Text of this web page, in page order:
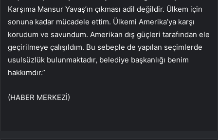
Karşıma Mansur Yavaş’ın çıkması adil değildir. Ülkem için
sonuna kadar mücadele ettim. Ülkemi Amerika’ya karşı
korudum ve savundum. Amerikan dış güçleri tarafından ele
geçirilmeye çalışıldım. Bu sebeple de yapılan seçimlerde
usulsüzlük bulunmaktadır, belediye başkanlığı benim
hakkımdır.”
(HABER MERKEZİ)